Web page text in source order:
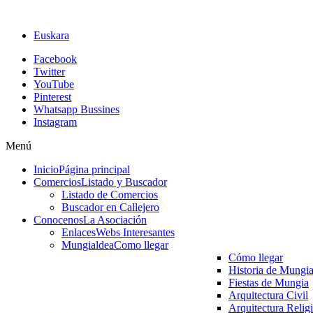
Euskara
Facebook
Twitter
YouTube
Pinterest
Whatsapp Bussines
Instagram
Menú
InicioPágina principal
ComerciosListado y Buscador
Listado de Comercios
Buscador en Callejero
ConocenosLa Asociación
EnlacesWebs Interesantes
MungialdeaComo llegar
Cómo llegar
Historia de Mungia
Fiestas de Mungia
Arquitectura Civil
Arquitectura